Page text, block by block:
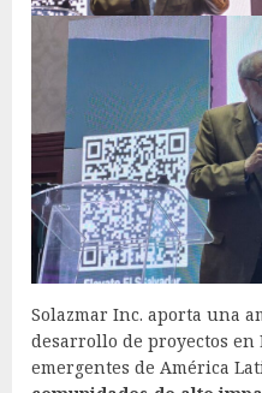
Solazmar Inc. aporta una
desarrollo de proyectos en
emergentes de América